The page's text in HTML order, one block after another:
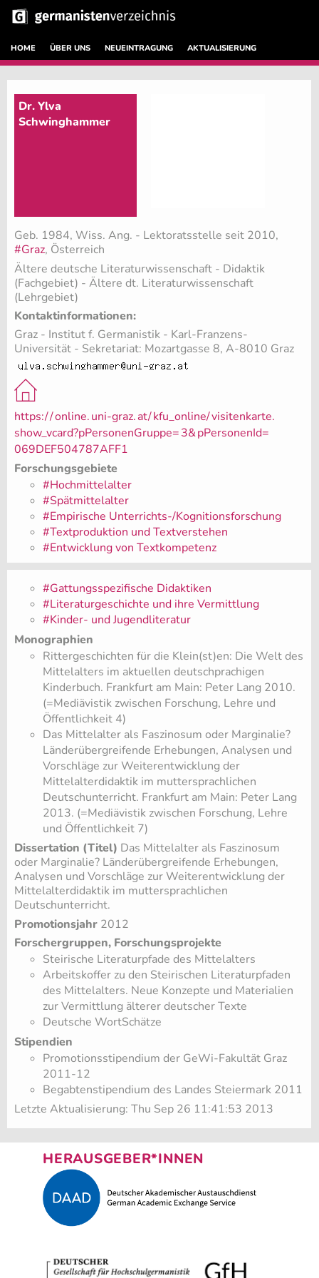
HOME ÜBER UNS NEUEINTRAGUNG AKTUALISIERUNG
Dr. Ylva
Schwinghammer
Geb. 1984, Wiss. Ang. - Lektoratsstelle seit 2010,
#Graz, Österreich
Ältere deutsche Literaturwissenschaft - Didaktik
(Fachgebiet) - Ältere dt. Literaturwissenschaft
(Lehrgebiet)
Kontaktinformationen:
Graz - Institut f. Germanistik - Karl-Franzens-
Universität - Sekretariat: Mozartgasse 8, A-8010 Graz
https://online.uni-graz.at/kfu_online/visitenkarte.
show_vcard?pPersonenGruppe=3&pPersonenId=
069DEF504787AFF1
Forschungsgebiete
#Hochmittelalter
#Spätmittelalter
#Empirische Unterrichts-/Kognitionsforschung
#Textproduktion und Textverstehen
#Entwicklung von Textkompetenz
#Gattungsspezifische Didaktiken
#Literaturgeschichte und ihre Vermittlung
#Kinder- und Jugendliteratur
Monographien
Rittergeschichten für die Klein(st)en: Die Welt des
Mittelalters im aktuellen deutschprachigen
Kinderbuch. Frankfurt am Main: Peter Lang 2010.
(=Mediävistik zwischen Forschung, Lehre und
Öffentlichkeit 4)
Das Mittelalter als Faszinosum oder Marginalie?
Länderübergreifende Erhebungen, Analysen und
Vorschläge zur Weiterentwicklung der
Mittelalterdidaktik im muttersprachlichen
Deutschunterricht. Frankfurt am Main: Peter Lang
2013. (=Mediävistik zwischen Forschung, Lehre
und Öffentlichkeit 7)
Dissertation (Titel) Das Mittelalter als Faszinosum
oder Marginalie? Länderübergreifende Erhebungen,
Analysen und Vorschläge zur Weiterentwicklung der
Mittelalterdidaktik im muttersprachlichen
Deutschunterricht.
Promotionsjahr 2012
Forschergruppen, Forschungsprojekte
Steirische Literaturpfade des Mittelalters
Arbeitskoffer zu den Steirischen Literaturpfaden
des Mittelalters. Neue Konzepte und Materialien
zur Vermittlung älterer deutscher Texte
Deutsche WortSchätze
Stipendien
Promotionsstipendium der GeWi-Fakultät Graz
2011-12
Begabtenstipendium des Landes Steiermark 2011
Letzte Aktualisierung: Thu Sep 26 11:41:53 2013
HERAUSGEBER*INNEN